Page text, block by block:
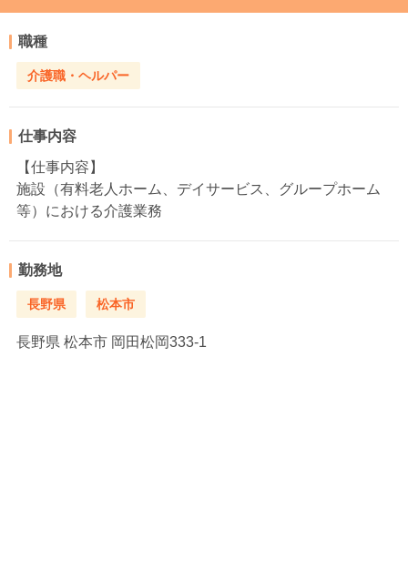
職種
介護職・ヘルパー
仕事内容
【仕事内容】
施設（有料老人ホーム、デイサービス、グループホーム
等）における介護業務
勤務地
長野県 松本市
長野県 松本市 岡田松岡333-1